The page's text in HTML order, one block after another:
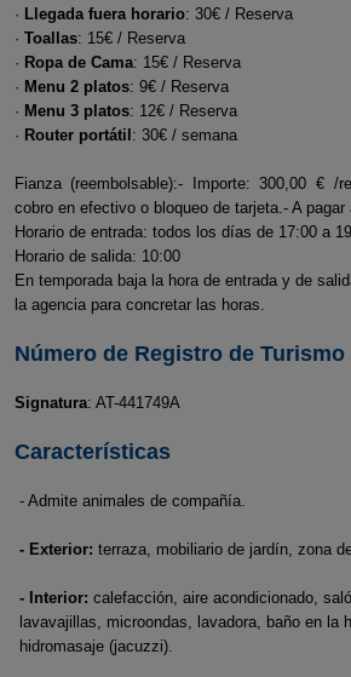
· Llegada fuera horario: 30€ / Reserva
· Toallas: 15€ / Reserva
· Ropa de Cama: 15€ / Reserva
· Menu 2 platos: 9€ / Reserva
· Menu 3 platos: 12€ / Reserva
· Router portátil : 30€ / semana
Fianza (reembolsable):- Importe: 300,00 € /
cobro en efectivo o bloqueo de tarjeta.- A pagar
Horario de entrada: todos los días de 17:00 a
Horario de salida: 10:00
En temporada baja la hora de entrada y de
la agencia para concretar las horas.
Número de Registro de Turismo
Signatura: AT-441749A
Características
- Admite animales de compañía.
- Exterior: terraza, mobiliario de jardín, zona
- Interior: calefacción, aire acondicionado,
lavavajillas, microondas, lavadora, baño en la
hidromasaje (jacuzzi).